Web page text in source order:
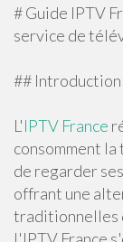
# Guide IPTV
service de
## Introduction
L'IPTV France
consomment
de regarder
offrant une
traditionnelles